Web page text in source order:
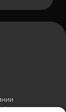
нет, и
то
течении
его
каким